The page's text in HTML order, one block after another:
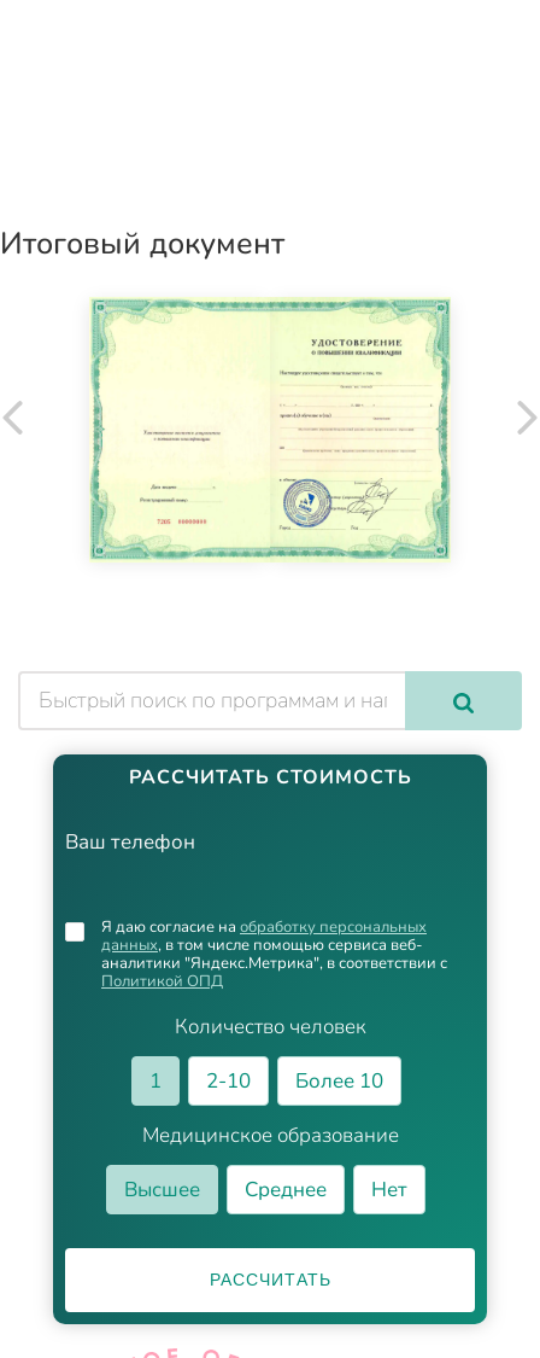
Итоговый документ
РАССЧИТАТЬ СТОИМОСТЬ
Ваш телефон
Количество человек
1
2-10
Более 10
Медицинское образование
Высшее
Среднее Нет
Я даю согласие на обработку персональных
данных, в том числе помощью сервиса веб-
аналитики "Яндекс.Метрика", в соответствии с
Политикой ОПД
РАССЧИТАТЬ